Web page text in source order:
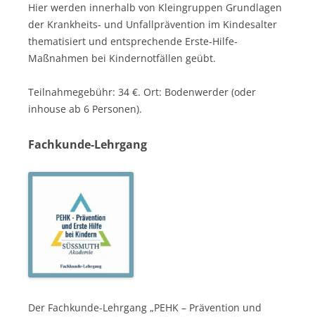
Hier werden innerhalb von Kleingruppen Grundlagen
der Krankheits- und Unfallprävention im Kindesalter
thematisiert und entsprechende Erste-Hilfe-
Maßnahmen bei Kindernotfällen geübt.
Teilnahmegebühr: 34 €. Ort: Bodenwerder (oder
inhouse ab 6 Personen).
Fachkunde-Lehrgang
Der Fachkunde-Lehrgang „PEHK – Prävention und